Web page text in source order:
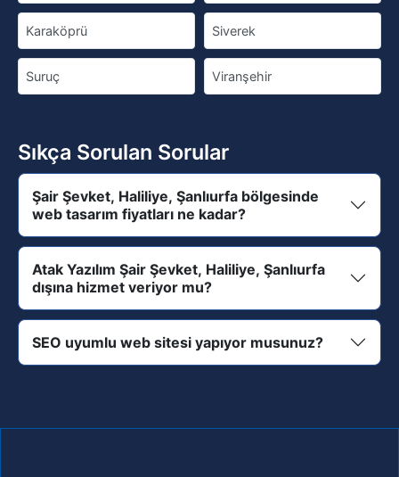
Karaköprü Siverek
Suruç Viranşehir
Sıkça Sorulan Sorular
Şair Şevket, Haliliye, Şanlıurfa bölgesinde
web tasarım fiyatları ne kadar?
Atak Yazılım Şair Şevket, Haliliye, Şanlıurfa
dışına hizmet veriyor mu?
SEO uyumlu web sitesi yapıyor musunuz?